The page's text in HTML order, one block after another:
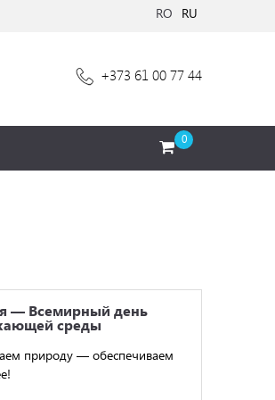
RO RU
+373 61 00 77 44
0
— Всемирный день
среды
природу — обеспечиваем